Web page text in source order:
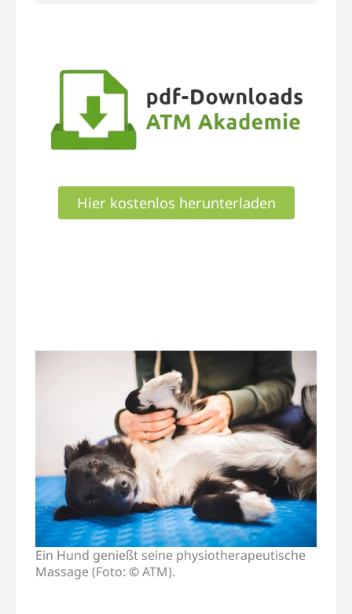
Hier kostenlos herunterladen
Ein Hund genießt seine physiotherapeutische
Massage (Foto: ©ATM).